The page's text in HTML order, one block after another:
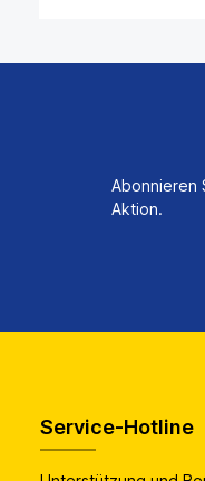
Abonnieren
Aktion.
Service-Hotline